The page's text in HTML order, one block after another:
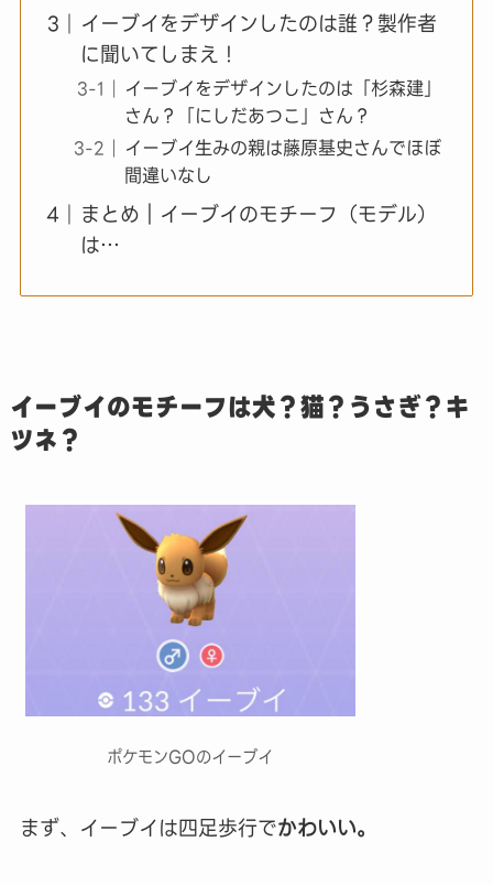
イーブイをデザインしたのは誰？製作者
に聞いてしまえ！
イーブイをデザインしたのは「杉森建」
さん？「にしだあつこ」さん？
イーブイ生みの親は藤原基史さんでほぼ
間違いなし
まとめ｜イーブイのモチーフ（モデル）
は…
イーブイのモチーフは犬？猫？うさぎ？キ
ツネ？
ポケモンGOのイーブイ
まず、イーブイは四足歩行でかわいい。